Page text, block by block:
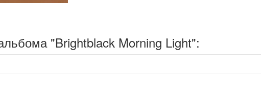
"Brightblack Morning Light":